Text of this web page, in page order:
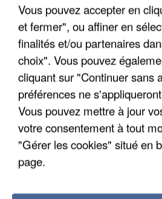
LES DONNÉES DE 300 000
INTERMARCHÉ APRÈS UNE...
Vous pouvez accepter en
et fermer", ou affiner en
finalités et/ou partenaires
choix". Vous pouvez
cliquant sur "Continuer sans
préférences ne
Vous pouvez mettre à jour
votre consentement à tout
"Gérer les cookies" situé en
page.